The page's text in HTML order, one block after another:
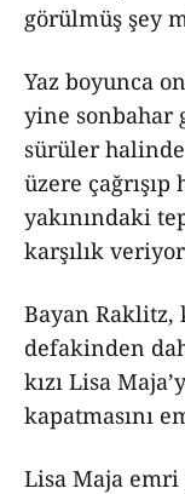
görülmüş şey
Yaz boyunca
yine sonbahar
sürüler
üzere çağrışıp
yakınındaki
karşılık
Bayan Raklitz,
defakinden
kızı Lisa
kapatmasını
Lisa Maja